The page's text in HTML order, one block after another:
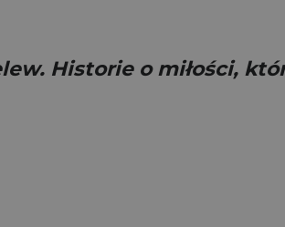
Historie o miłości,